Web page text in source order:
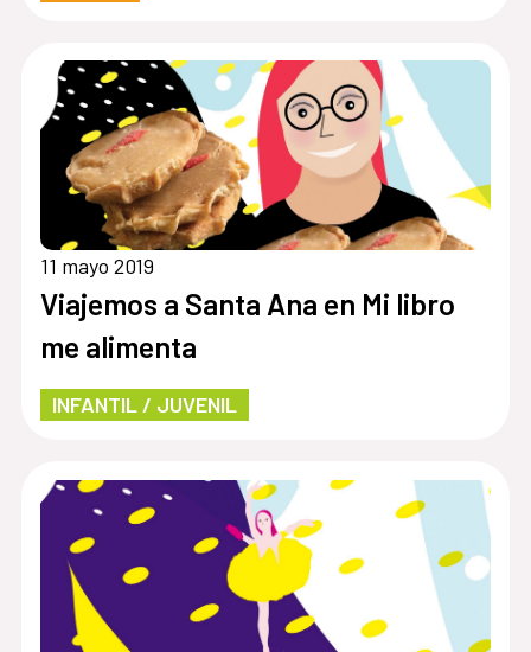
11 mayo 2019
Viajemos a Santa Ana en Mi libro
me alimenta
INFANTIL / JUVENIL